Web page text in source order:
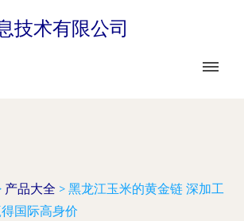
技术有限公司
产品大全 > 黑龙江玉米的黄金链 深加工
国际高身价